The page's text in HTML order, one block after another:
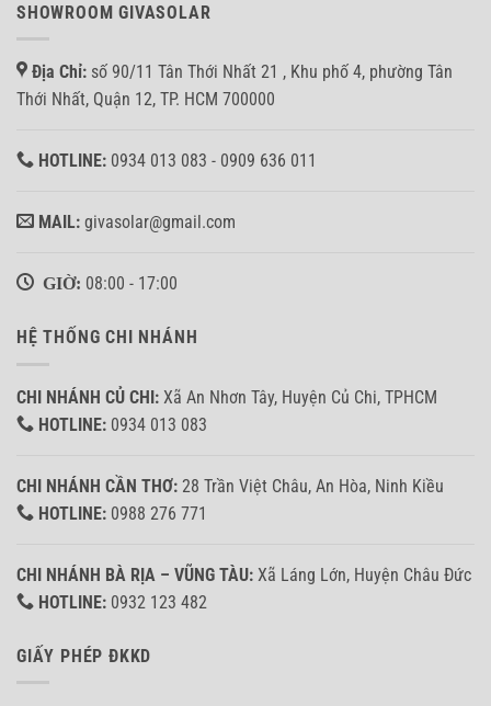
SHOWROOM GIVASOLAR
Địa Chỉ: số 90/11 Tân Thới Nhất 21 , Khu phố 4, phường Tân
Thới Nhất, Quận 12, TP. HCM 700000
HOTLINE: 0934 013 083 - 0909 636 011
MAIL: givasolar@gmail.com
GIỜ: 08:00 - 17:00
HỆ THỐNG CHI NHÁNH
CHI NHÁNH CỦ CHI: Xã An Nhơn Tây, Huyện Củ Chi, TPHCM
HOTLINE: 0934 013 083
CHI NHÁNH CẦN THƠ: 28 Trần Việt Châu, An Hòa, Ninh Kiều
HOTLINE: 0988 276 771
CHI NHÁNH BÀ RỊA – VŨNG TÀU: Xã Láng Lớn, Huyện Châu Đức
HOTLINE: 0932 123 482
GIẤY PHÉP ĐKKD